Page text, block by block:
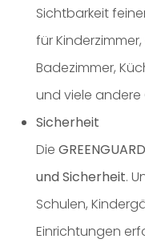
Sichtbarkeit
für
Badezimmer,
und viele
Sicherheit
Die
und Sicherheit.
Schulen,
Einrichtungen